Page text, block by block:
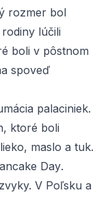
rozmer bol
lúčili
boli v pôstnom
spoveď
palaciniek.
ktoré boli
maslo a tuk.
Day.
V Poľsku a